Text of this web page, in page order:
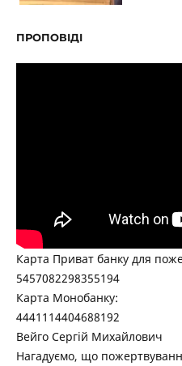
ПРОПОВІДІ
Карта Приват банку для
5457082298355194
Карта Монобанку:
4441114404688192
Вейго Сергій Михайлович
Нагадуємо, що